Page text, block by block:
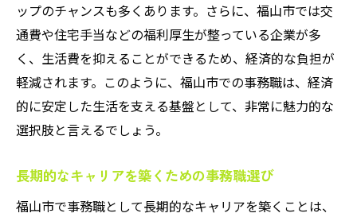
ップのチャンスも多くあります。さらに、福山市では交
通費や住宅手当などの福利厚生が整っている企業が多
く、生活費を抑えることができるため、経済的な負担が
軽減されます。このように、福山市での事務職は、経済
的に安定した生活を支える基盤として、非常に魅力的な
選択肢と言えるでしょう。
長期的なキャリアを築くための事務職選び
福山市で事務職として長期的なキャリアを築くことは、